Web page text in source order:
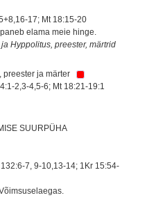
17; Mt 18:15-20
elama meie hinge.
Hyppolitus, preester, märtrid
preester ja märter
2,3-4,5-6; Mt 18:21-19:1
SUURPÜHA
7, 9-10,13-14; 1Kr 15:54-